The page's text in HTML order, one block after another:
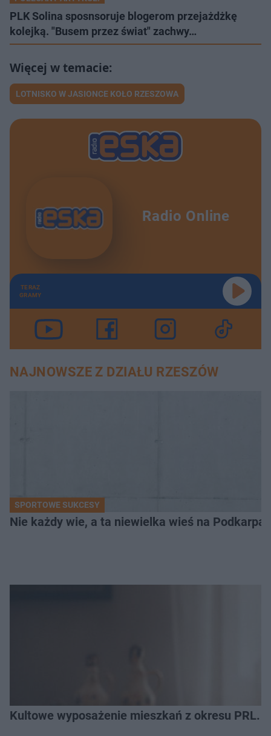
PLK Solina sposnsoruje blogerom przejażdżkę
kolejką. "Busem przez świat" zachwy…
LOTNISKO W JASIONCE KOŁO RZESZOWA
Radio Online
TERAZ
GRAMY
NAJNOWSZE Z DZIAŁU RZESZÓW
SPORTOWE SUKCESY
Nie każdy wie, a ta niewielka wieś na
Kultowe wyposażenie mieszkań z okresu PRL.